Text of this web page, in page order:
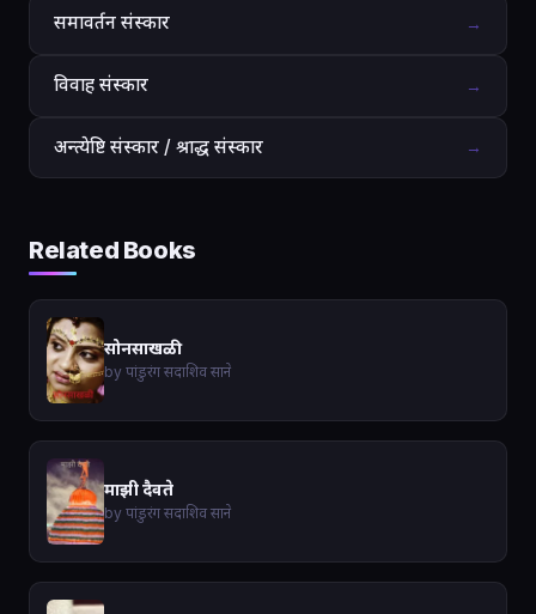
समावर्तन संस्कार →
विवाह संस्कार →
अन्त्येष्टि संस्कार / श्राद्ध संस्कार →
Related Books
सोनसाखळी
by पांडुरंग सदाशिव साने
माझी दैवते
by पांडुरंग सदाशिव साने